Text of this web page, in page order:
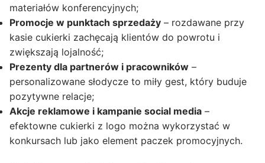
materiałów konferencyjnych;
Promocje w punktach sprzedaży – rozdawane przy
kasie cukierki zachęcają klientów do powrotu i
zwiększają lojalność;
Prezenty dla partnerów i pracowników –
personalizowane słodycze to miły gest, który buduje
pozytywne relacje;
Akcje reklamowe i kampanie social media –
efektowne cukierki z logo można wykorzystać w
konkursach lub jako element paczek promocyjnych.